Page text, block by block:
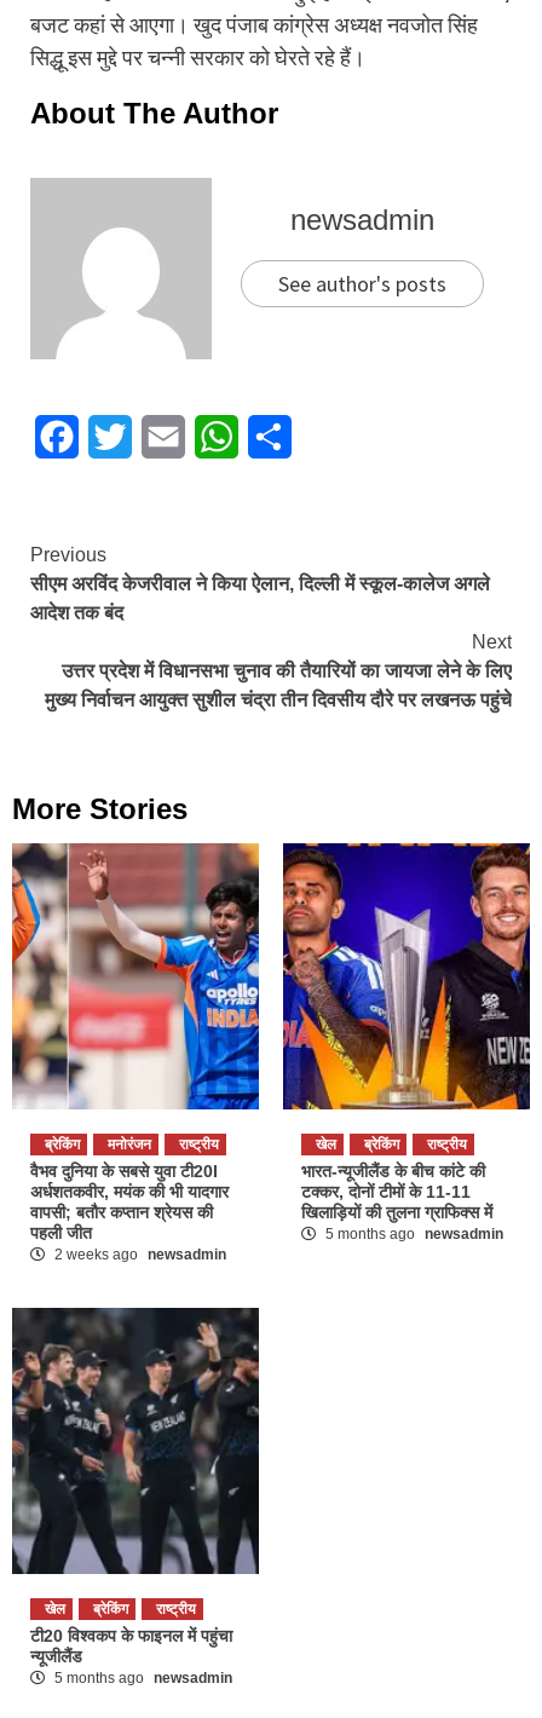
बजट कहां से आएगा। खुद पंजाब कांग्रेस अध्यक्ष नवजोत सिंह
सिद्धू इस मुद्दे पर चन्नी सरकार को घेरते रहे हैं।
About The Author
newsadmin
See author's posts
FacebookTwitter Email WhatsApp
Continue
Reading
Previous
सीएम अरविंद केजरीवाल ने किया ऐलान, दिल्ली में स्कूल-कालेज अगले
आदेश तक बंद
Next
उत्तर प्रदेश में विधानसभा चुनाव की तैयारियों का जायजा लेने के लिए
मुख्य निर्वाचन आयुक्त सुशील चंद्रा तीन दिवसीय दौरे पर लखनऊ पहुंचे
More Stories
ब्रेकिंग मनोरंजन राष्ट्रीय
वैभव दुनिया के सबसे युवा टी20I
अर्धशतकवीर, मयंक की भी यादगार
वापसी; बतौर कप्तान श्रेयस की
पहली जीत
2 weeks ago newsadmin
खेल ब्रेकिंग राष्ट्रीय
भारत-न्यूजीलैंड के बीच कांटे की
टक्कर, दोनों टीमों के 11-11
खिलाड़ियों की तुलना ग्राफिक्स में
5 months ago newsadmin
खेल ब्रेकिंग राष्ट्रीय
टी20 विश्वकप के फाइनल में पहुंचा
न्यूजीलैंड
5 months ago newsadmin